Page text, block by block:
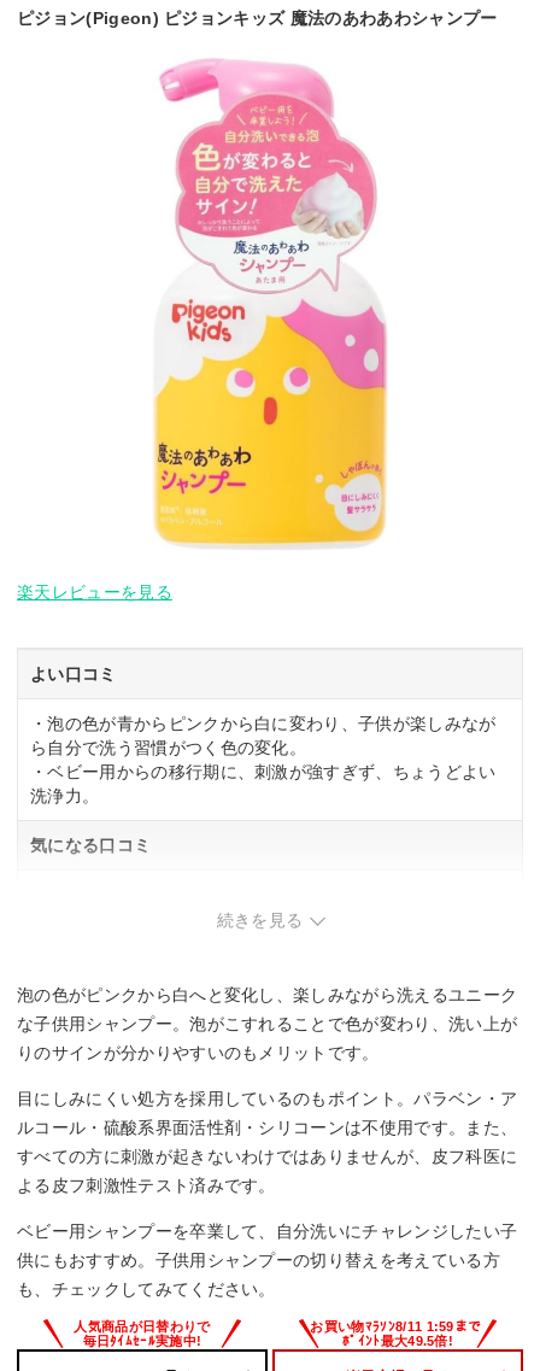
ピジョン(Pigeon) ピジョンキッズ 魔法のあわあわシャンプー
楽天レビューを見る
よい口コミ
・泡の色が青からピンクから白に変わり、子供が楽しみなが
ら自分で洗う習慣がつく色の変化。
・ベビー用からの移行期に、刺激が強すぎず、ちょうどよい
洗浄力。
気になる口コミ
続きを見る
泡の色がピンクから白へと変化し、楽しみながら洗えるユニーク
な子供用シャンプー。泡がこすれることで色が変わり、洗い上が
りのサインが分かりやすいのもメリットです。
目にしみにくい処方を採用しているのもポイント。パラベン・ア
ルコール・硫酸系界面活性剤・シリコーンは不使用です。また、
すべての方に刺激が起きないわけではありませんが、皮フ科医に
よる皮フ刺激性テスト済みです。
ベビー用シャンプーを卒業して、自分洗いにチャレンジしたい子
供にもおすすめ。子供用シャンプーの切り替えを考えている方
も、チェックしてみてください。